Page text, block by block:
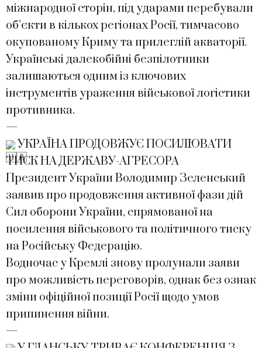
міжнародної сторін, під ударами перебували
об’єкти в кількох регіонах Росії, тимчасово
окупованому Криму та прилеглій акваторії.
Українські далекобійні безпілотники
залишаються одним із ключових
інструментів ураження військової логістики
противника.
—
УКРАЇНА ПРОДОВЖУЄ ПОСИЛЮВАТИ
ТИСК НА ДЕРЖАВУ-АГРЕСОРА
Президент України Володимир Зеленський
заявив про продовження активної фази дій
Сил оборони України, спрямованої на
посилення військового та політичного тиску
на Російську Федерацію.
Водночас у Кремлі знову пролунали заяви
про можливість переговорів, однак без ознак
зміни офіційної позиції Росії щодо умов
припинення війни.
—